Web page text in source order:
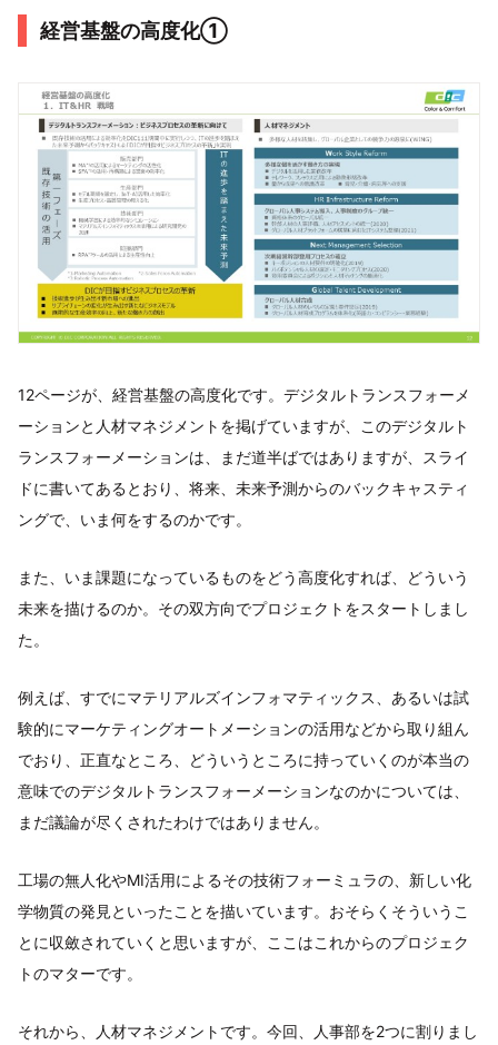
経営基盤の高度化①
12ページが、経営基盤の高度化です。デジタルトランスフォーメ
ーションと人材マネジメントを掲げていますが、このデジタルト
ランスフォーメーションは、まだ道半ばではありますが、スライ
ドに書いてあるとおり、将来、未来予測からのバックキャスティ
ングで、いま何をするのかです。
また、いま課題になっているものをどう高度化すれば、どういう
未来を描けるのか。その双方向でプロジェクトをスタートしまし
た。
例えば、すでにマテリアルズインフォマティックス、あるいは試
験的にマーケティングオートメーションの活用などから取り組ん
でおり、正直なところ、どういうところに持っていくのが本当の
意味でのデジタルトランスフォーメーションなのかについては、
まだ議論が尽くされたわけではありません。
工場の無人化やMI活用によるその技術フォーミュラの、新しい化
学物質の発見といったことを描いています。おそらくそういうこ
とに収斂されていくと思いますが、ここはこれからのプロジェク
トのマターです。
それから、人材マネジメントです。今回、人事部を2つに割りまし